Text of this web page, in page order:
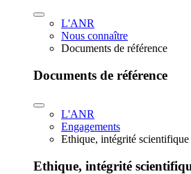
L'ANR
Nous connaître
Documents de référence
Documents de référence
L'ANR
Engagements
Ethique, intégrité
Ethique, intégrité